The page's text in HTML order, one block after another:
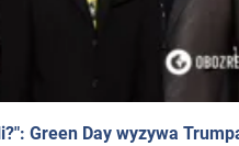
Green Day wyzywa